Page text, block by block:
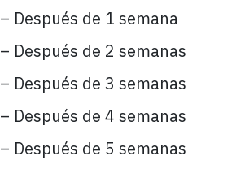
– Después de 1 semana
– Después de 2 semanas
– Después de 3 semanas
– Después de 4 semanas
– Después de 5 semanas